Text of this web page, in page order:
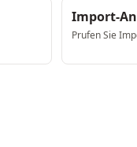
Import-
Prufen Sie